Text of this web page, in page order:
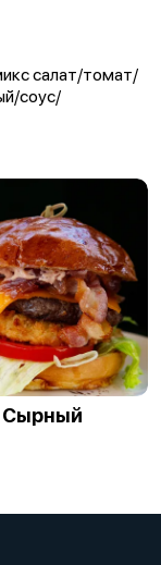
салат/томат/
соус/
Сырный